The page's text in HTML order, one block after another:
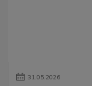
31.05.2026